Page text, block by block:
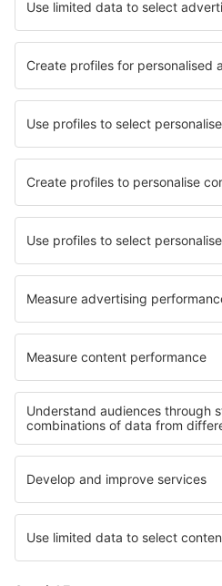
Vlucht+hotel
Hotels
Transfers
Attracties
Luchtvaartmaatschappijen
Brussels Airlines
Ryanair
Wizz Air
Tui Fly
Transavia
Over eSky
Algemene voorwaarden
Mijn boekingen
Privacykennisgeving
Ondersteuning en contact
Privacy